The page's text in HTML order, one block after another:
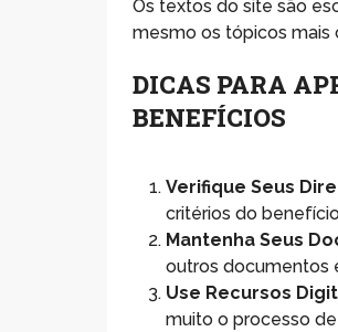
Os textos do site são
mesmo os tópicos mais
DICAS PARA
BENEFÍCIOS
Verifique Seus
critérios do
Mantenha Seus
outros documentos
Use Recursos
muito o processo